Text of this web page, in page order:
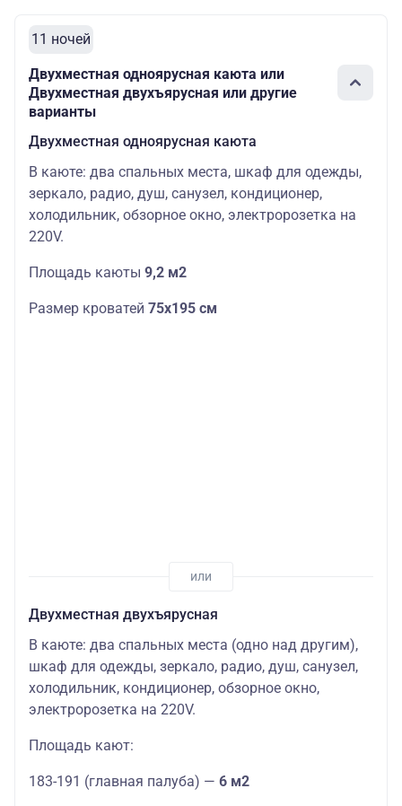
11 ночей
Двухместная одноярусная каюта или
Двухместная двухъярусная или другие
варианты
Двухместная одноярусная каюта
В каюте: два спальных места, шкаф для одежды,
зеркало, радио, душ, санузел, кондиционер,
холодильник, обзорное окно, электророзетка на
220V.
Площадь каюты 9,2 м2
Размер кроватей 75х195 см
Двухместная двухъярусная
В каюте: два спальных места (одно над другим),
шкаф для одежды, зеркало, радио, душ, санузел,
холодильник, кондиционер, обзорное окно,
электророзетка на 220V.
Площадь кают:
183-191 (главная палуба) — 6 м2